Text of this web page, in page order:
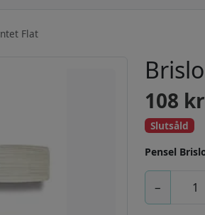
Flat
108 kr
Slutsåld
Pensel
−